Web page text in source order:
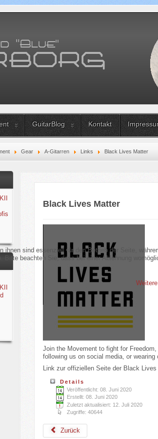
GuitarBlog Kontakt
Gear A-Gitarren Links Black Lives Matter
Black Lives Matter
Join the Movement to fight for
following us on social media, or wearing
Link zur offiziellen Seite der Black
Details
Veröffentlicht: 08. Juni 2020
Erstellt: 08. Juni 2020
Zuletzt aktualisiert: 12. Juli 2020
Zugriffe: 40644
Zurück
ihnen sind essenziell für den Betrieb der Seite,
beachten Sie, dass bei einer Ablehnung